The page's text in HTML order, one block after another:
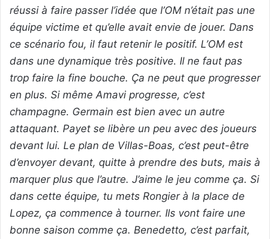
réussi à faire passer l’idée que l’OM n’était pas une
équipe victime et qu’elle avait envie de jouer. Dans
ce scénario fou, il faut retenir le positif. L’OM est
dans une dynamique très positive. Il ne faut pas
trop faire la fine bouche. Ça ne peut que progresser
en plus. Si même Amavi progresse, c’est
champagne. Germain est bien avec un autre
attaquant. Payet se libère un peu avec des joueurs
devant lui. Le plan de Villas-Boas, c’est peut-être
d’envoyer devant, quitte à prendre des buts, mais à
marquer plus que l’autre. J’aime le jeu comme ça. Si
dans cette équipe, tu mets Rongier à la place de
Lopez, ça commence à tourner. Ils vont faire une
bonne saison comme ça. Benedetto, c’est parfait,